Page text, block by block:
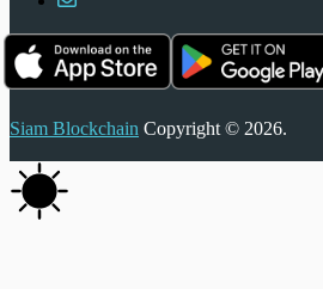
Siam Blockchain Copyright © 2026.